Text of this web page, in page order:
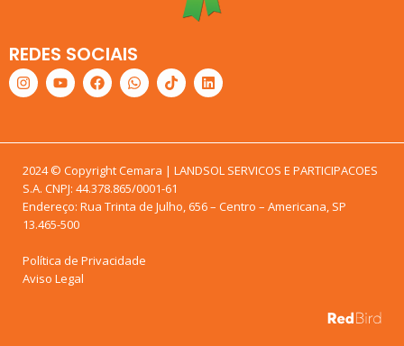
REDES SOCIAIS
2024 © Copyright Cemara | LANDSOL SERVICOS E PARTICIPACOES
S.A. CNPJ: 44.378.865/0001-61
Endereço: Rua Trinta de Julho, 656 – Centro – Americana, SP
13.465-500
Política de Privacidade
Aviso Legal